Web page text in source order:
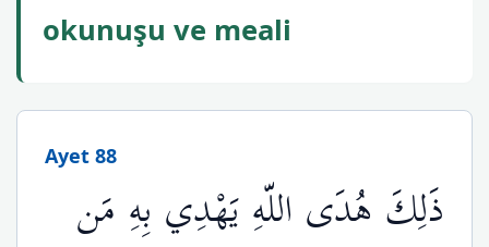
okunuşu ve meali
Ayet 88
ذَلِكَ هُدَى اللّهِ يَهْدِي بِهِ مَن